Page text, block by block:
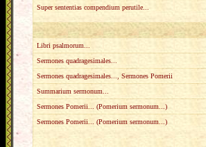
Super sententias compendium perutile...
Libri psalmorum...
Sermones quadragesimales...
Sermones quadragesimales..., Sermones Pomerii
Summarium sermonum...
Sermones Pomerii... (Pomerium sermonum...)
Sermones Pomerii... (Pomerium sermonum...)